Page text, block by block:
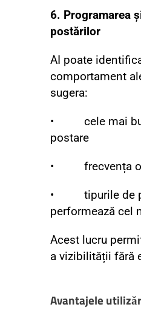
6. Programarea
postărilor
AI poate
comportament
sugera:
• cele mai
postare
• frecvența
• tipurile de
performează cel
Acest lucru
a vizibilității fără
Avantajele